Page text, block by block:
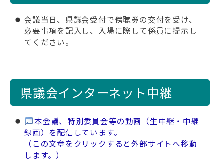
会議当日、県議会受付で傍聴券の交付を受け、
必要事項を記入し、入場に際して係員に提示し
てください。
県議会インターネット中継
本会議、特別委員会等の動画（生中継・中継
録画）を配信しています。
（この文章をクリックすると外部サイトへ移動
します。）